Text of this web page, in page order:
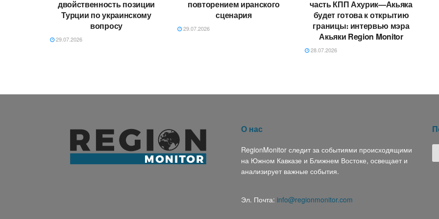
двойственность позиции
Турции по украинскому
вопросу
29.07.2026
повторением иранского
сценария
29.07.2026
часть КПП Ахурик—Акьяка
будет готова к открытию
границы։ интервью мэра
Акьяки Region Monitor
28.07.2026
О нас
RegionMonitor следит за событиями происходящими
на Южном Кавказе и Ближнем Востоке, освещает и
анализирует важные события.
Эл. Почта: info@regionmonitor.com